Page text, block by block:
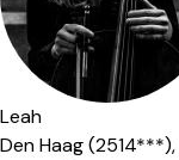
Leah
Den Haag (2514***),